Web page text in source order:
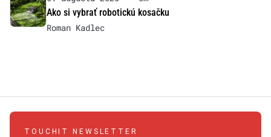
Ako si vybrať robotickú kosačku
Roman Kadlec
TOUCHIT NEWSLETTER